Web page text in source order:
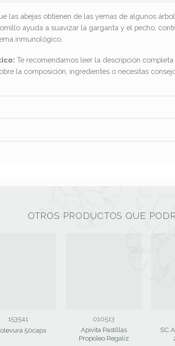
las abejas obtienen de las yemas de algunos
ayuda a suavizar la garganta y el pecho,
inmunológico.
Te recomendamos leer la descripción
la composición, ingredientes o necesitas
OTROS PRODUCTOS QUE
153541
50caps
010513
Apivita Pastillas
Propoleo Regaliz
SC